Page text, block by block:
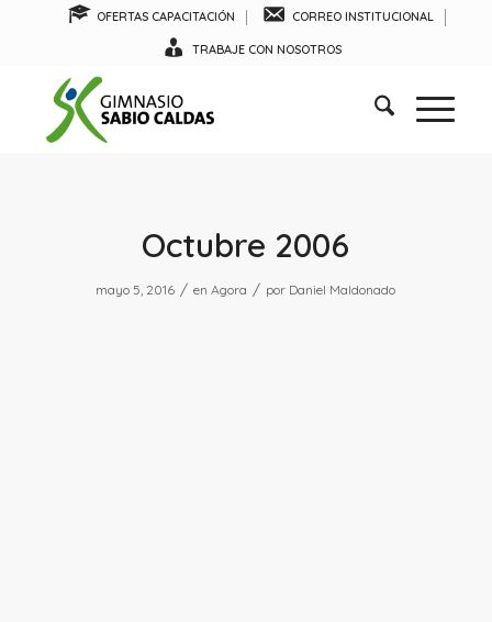
OFERTAS CAPACITACIÓN CORREO INSTITUCIONAL
TRABAJE CON NOSOTROS
Octubre 2006
mayo 5, 2016 / enAgora / por Daniel Maldonado